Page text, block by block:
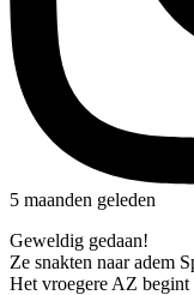
5 maanden geleden
Geweldig gedaan!
Ze snakten naar adem
Het vroegere AZ begint